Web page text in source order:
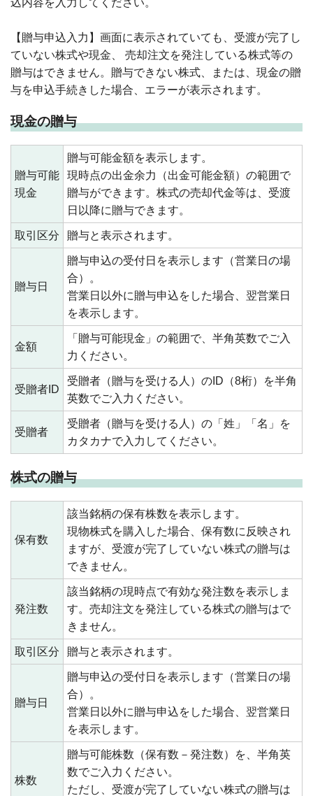
【贈与申込入力】画面に表示されていても、受渡が完了し
ていない株式や現金、 売却注文を発注している株式等の
贈与はできません。贈与できない株式、または、現金の贈
与を申込手続きした場合、エラーが表示されます。
現金の贈与
贈与可能
現金
贈与可能金額を表示します。
現時点の出金余力（出金可能金額）の範囲で
贈与ができます。株式の売却代金等は、受渡
日以降に贈与できます。
取引区分 贈与と表示されます。
贈与日
贈与申込の受付日を表示します（営業日の場
合）。
営業日以外に贈与申込をした場合、翌営業日
を表示します。
金額
「贈与可能現金」の範囲で、半角英数でご入
力ください。
受贈者ID
受贈者（贈与を受ける人）のID（8桁）を半角
英数でご入力ください。
受贈者
受贈者（贈与を受ける人）の「姓」「名」を
カタカナで入力してください。
株式の贈与
保有数
該当銘柄の保有株数を表示します。
現物株式を購入した場合、保有数に反映され
ますが、受渡が完了していない株式の贈与は
できません。
発注数
該当銘柄の現時点で有効な発注数を表示しま
す。売却注文を発注している株式の贈与はで
きません。
取引区分 贈与と表示されます。
贈与日
贈与申込の受付日を表示します（営業日の場
合）。
営業日以外に贈与申込をした場合、翌営業日
を表示します。
株数
贈与可能株数（保有数－発注数）を、半角英
数でご入力ください。
ただし、受渡が完了していない株式の贈与は